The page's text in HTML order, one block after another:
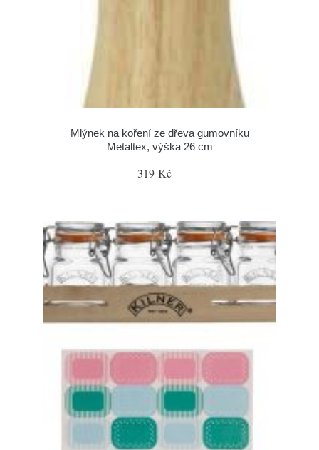
Mlýnek na koření ze dřeva gumovníku
Metaltex, výška 26 cm
319 Kč